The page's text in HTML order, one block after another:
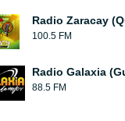
Radio Zaracay
100.5 FM
Radio Galaxia
88.5 FM